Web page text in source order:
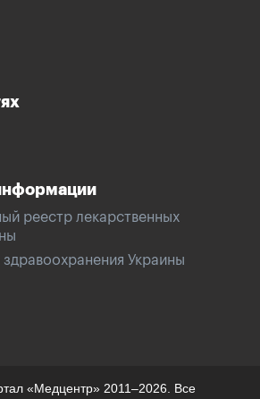
реестр лекарственных
Украины
«Медцентр» 2011–2026. Все